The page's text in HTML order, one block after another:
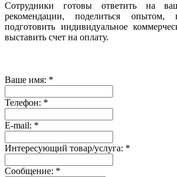
Сотрудники готовы ответить на
рекомендации, поделиться опытом,
подготовить индивидуальное
выставить счет на оплату.
Ваше имя: *
Телефон: *
E-mail: *
Интересующий товар/услуга: *
Сообщение: *